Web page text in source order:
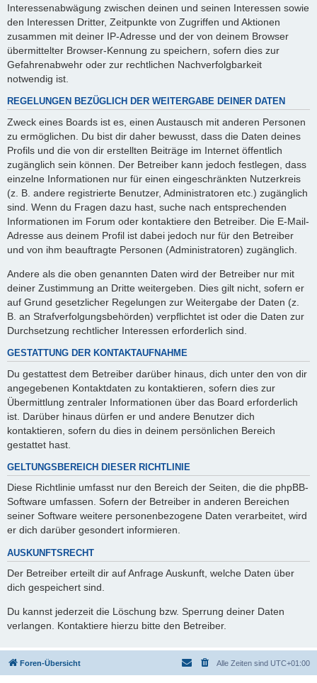
Interessenabwägung zwischen deinen und seinen Interessen sowie
den Interessen Dritter, Zeitpunkte von Zugriffen und Aktionen
zusammen mit deiner IP-Adresse und der von deinem Browser
übermittelter Browser-Kennung zu speichern, sofern dies zur
Gefahrenabwehr oder zur rechtlichen Nachverfolgbarkeit
notwendig ist.
REGELUNGEN BEZÜGLICH DER WEITERGABE DEINER DATEN
Zweck eines Boards ist es, einen Austausch mit anderen Personen
zu ermöglichen. Du bist dir daher bewusst, dass die Daten deines
Profils und die von dir erstellten Beiträge im Internet öffentlich
zugänglich sein können. Der Betreiber kann jedoch festlegen, dass
einzelne Informationen nur für einen eingeschränkten Nutzerkreis
(z. B. andere registrierte Benutzer, Administratoren etc.) zugänglich
sind. Wenn du Fragen dazu hast, suche nach entsprechenden
Informationen im Forum oder kontaktiere den Betreiber. Die E-Mail-
Adresse aus deinem Profil ist dabei jedoch nur für den Betreiber
und von ihm beauftragte Personen (Administratoren) zugänglich.
Andere als die oben genannten Daten wird der Betreiber nur mit
deiner Zustimmung an Dritte weitergeben. Dies gilt nicht, sofern er
auf Grund gesetzlicher Regelungen zur Weitergabe der Daten (z.
B. an Strafverfolgungsbehörden) verpflichtet ist oder die Daten zur
Durchsetzung rechtlicher Interessen erforderlich sind.
GESTATTUNG DER KONTAKTAUFNAHME
Du gestattest dem Betreiber darüber hinaus, dich unter den von dir
angegebenen Kontaktdaten zu kontaktieren, sofern dies zur
Übermittlung zentraler Informationen über das Board erforderlich
ist. Darüber hinaus dürfen er und andere Benutzer dich
kontaktieren, sofern du dies in deinem persönlichen Bereich
gestattet hast.
GELTUNGSBEREICH DIESER RICHTLINIE
Diese Richtlinie umfasst nur den Bereich der Seiten, die die phpBB-
Software umfassen. Sofern der Betreiber in anderen Bereichen
seiner Software weitere personenbezogene Daten verarbeitet, wird
er dich darüber gesondert informieren.
AUSKUNFTSRECHT
Der Betreiber erteilt dir auf Anfrage Auskunft, welche Daten über
dich gespeichert sind.
Du kannst jederzeit die Löschung bzw. Sperrung deiner Daten
verlangen. Kontaktiere hierzu bitte den Betreiber.
Foren-Übersicht Alle Zeiten sind UTC+01:00